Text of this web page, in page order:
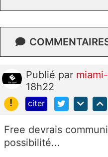
Publié par
18h22
!
citer
Free devrais
possibilité...